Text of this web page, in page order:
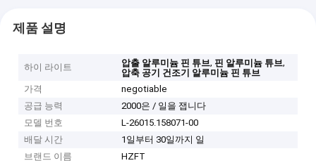
제품 설명
하이 라이트 압출 알루미늄 핀 튜브, 핀 알루미늄 튜브,
압축 공기 건조기 알루미늄 핀 튜브
가격
negotiable
공급 능력
2000은 / 일을 잽니다
모델 번호
L-26015.158071-00
배달 시간
1일부터 30일까지 일
브랜드 이름
HZFT